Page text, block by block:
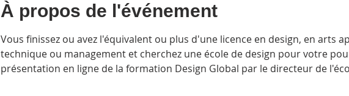
À propos de l'événement
Vous finissez ou avez l'équivalent ou plus d'une licence en design, en arts
technique ou management et cherchez une école de design pour votre
présentation en ligne de la formation Design Global par le directeur de